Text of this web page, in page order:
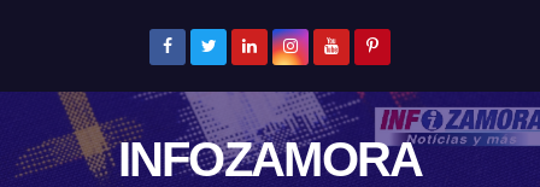
INFOZAMORA